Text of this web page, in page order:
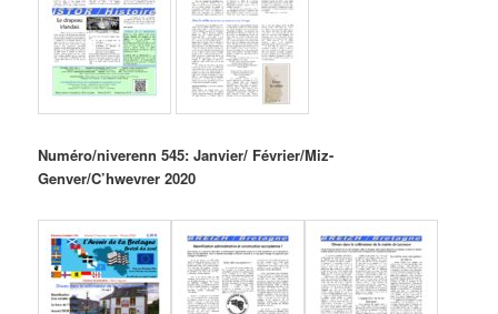
Numéro/niverenn 545: Janvier/ Février/Miz-
Genver/C’hwevrer 2020